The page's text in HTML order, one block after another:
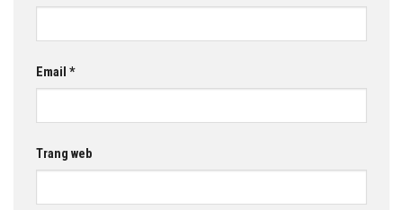
Email *
Trang web